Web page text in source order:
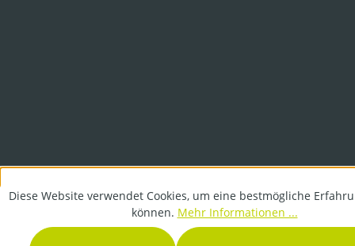
Diese Website verwendet Cookies, um eine bestmögliche
können. Mehr Informationen ...